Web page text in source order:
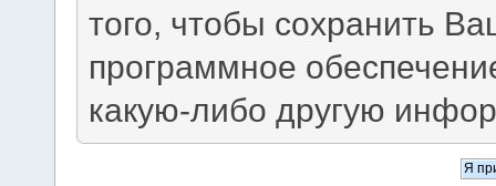
того, чтобы сохранить
программное
какую-либо другую